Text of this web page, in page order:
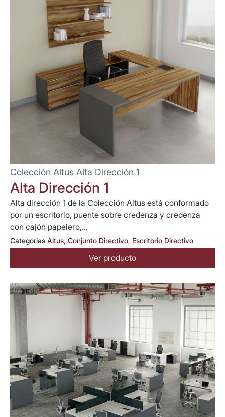
Colección Altus Alta Dirección 1
Alta Dirección 1
Alta dirección 1 de la Colección Altus está conformado
por un escritorio, puente sobre credenza y credenza
con cajón papelero,...
Categorias Altus, Conjunto Directivo, Escritorio Directivo
Ver producto